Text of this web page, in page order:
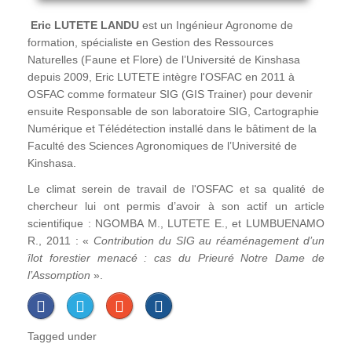
Eric LUTETE LANDU est un Ingénieur Agronome de
formation, spécialiste en Gestion des Ressources
Naturelles (Faune et Flore) de l’Université de Kinshasa
depuis 2009, Eric LUTETE intègre l'OSFAC en 2011 à
OSFAC comme formateur SIG (GIS Trainer) pour devenir
ensuite Responsable de son laboratoire SIG, Cartographie
Numérique et Télédétection installé dans le bâtiment de la
Faculté des Sciences Agronomiques de l’Université de
Kinshasa.
Le climat serein de travail de l'OSFAC et sa qualité de
chercheur lui ont permis d’avoir à son actif un article
scientifique : NGOMBA M., LUTETE E., et LUMBUENAMO
R., 2011 : «Contribution du SIG au réaménagement d’un
îlot forestier menacé : cas du Prieuré Notre Dame de
l’Assomption ».
Tagged under